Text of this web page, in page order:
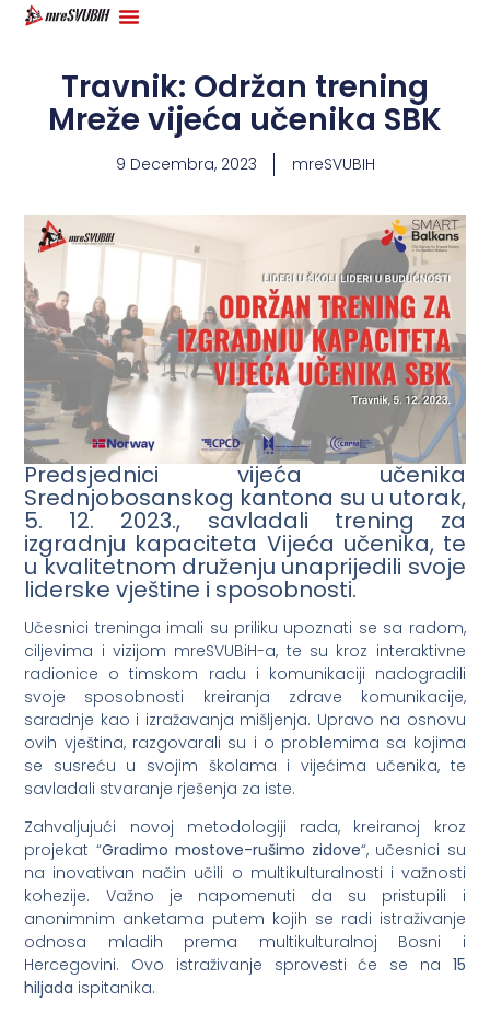
Travnik: Održan trening
Mreže vijeća učenika SBK
9 Decembra, 2023 mreSVUBIH
Predsjednici vijeća učenika
Srednjobosanskog kantona su u utorak,
5. 12. 2023., savladali trening za
izgradnju kapaciteta Vijeća učenika, te
u kvalitetnom druženju unaprijedili svoje
liderske vještine i sposobnosti.
Učesnici treninga imali su priliku upoznati se sa radom,
ciljevima i vizijom mreSVUBiH-a, te su kroz interaktivne
radionice o timskom radu i komunikaciji nadogradili
svoje sposobnosti kreiranja zdrave komunikacije,
saradnje kao i izražavanja mišljenja. Upravo na osnovu
ovih vještina, razgovarali su i o problemima sa kojima
se susreću u svojim školama i vijećima učenika, te
savladali stvaranje rješenja za iste.
Zahvaljujući novoj metodologiji rada, kreiranoj kroz
projekat “Gradimo mostove-rušimo zidove“, učesnici su
na inovativan način učili o multikulturalnosti i važnosti
kohezije. Važno je napomenuti da su pristupili i
anonimnim anketama putem kojih se radi istraživanje
odnosa mladih prema multikulturalnoj Bosni i
Hercegovini. Ovo istraživanje sprovesti će se na 15
hiljada ispitanika.